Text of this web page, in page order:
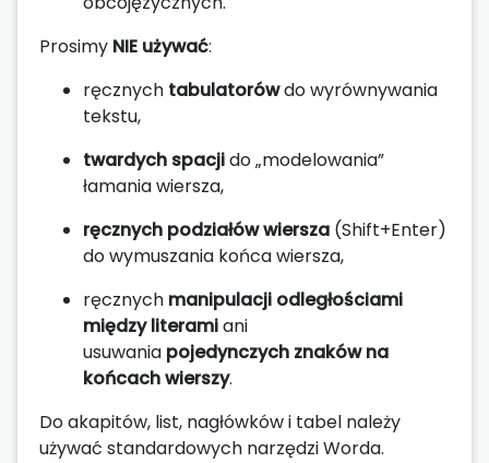
Prosimy NIE używać:
ręcznych tabulatorówdo wyrównywania
tekstu,
twardych spacjido „modelowania”
łamania wiersza,
ręcznych podziałów wiersza (Shift+Enter)
do wymuszania końca wiersza,
ręcznych manipulacji odległościami
między literamiani
usuwania pojedynczych znaków na
końcach wierszy.
Do akapitów, list, nagłówków i tabel należy
używać standardowych narzędzi Worda.